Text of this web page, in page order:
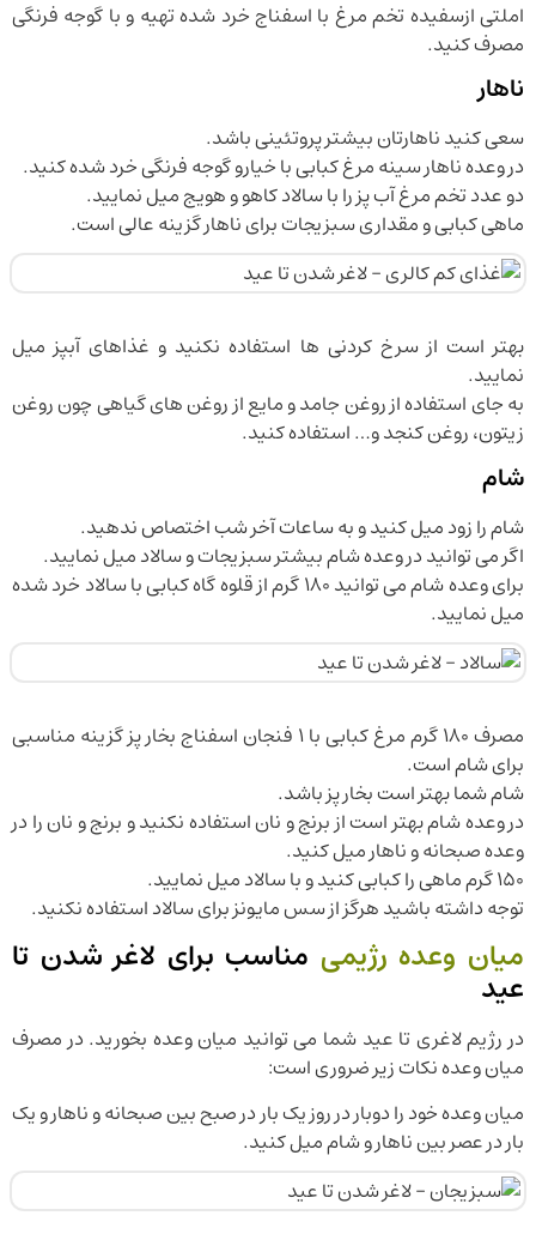
املتی ازسفیده تخم مرغ با اسفناج خرد شده تهیه و با گوجه فرنگی
مصرف کنید.
ناهار
سعی کنید ناهارتان بیشتر پروتئینی باشد.
در وعده ناهار سینه مرغ کبابی با خیارو گوجه فرنگی خرد شده کنید.
دو عدد تخم مرغ آب پز را با سالاد کاهو و هویج میل نمایید.
ماهی کبابی و مقداری سبزیجات برای ناهار گزینه عالی است.
بهتر است از سرخ کردنی ها استفاده نکنید و غذاهای آبپز میل
نمایید.
به جای استفاده از روغن جامد و مایع از روغن های گیاهی چون روغن
زیتون، روغن کنجد و… استفاده کنید.
شام
شام را زود میل کنید و به ساعات آخر شب اختصاص ندهید.
اگر می توانید در وعده شام بیشتر سبزیجات و سالاد میل نمایید.
برای وعده شام می توانید 180 گرم از قلوه گاه کبابی با سالاد خرد شده
میل نمایید.
مصرف 180 گرم مرغ کبابی با 1 فنجان اسفناج بخار پز گزینه مناسبی
برای شام است.
شام شما بهتر است بخار پز باشد.
در وعده شام بهتر است از برنج و نان استفاده نکنید و برنج و نان را در
وعده صبحانه و ناهار میل کنید.
150 گرم ماهی را کبابی کنید و با سالاد میل نمایید.
توجه داشته باشید هرگز از سس مایونز برای سالاد استفاده نکنید.
میان وعده رژیمی مناسب برای لاغر شدن تا
عید
در رژیم لاغری تا عید شما می توانید میان وعده بخورید. در مصرف
میان وعده نکات زیر ضروری است:
میان وعده خود را دوبار در روز یک بار در صبح بین صبحانه و ناهار و یک
بار در عصر بین ناهار و شام میل کنید.